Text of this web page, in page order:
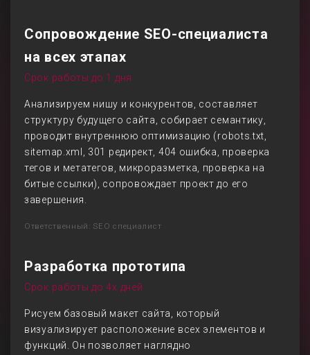
Сопровождение SEO-специалиста
на всех этапах
Срок работы до 1 дня
Анализируем нишу и конкурентов, составляет
структуру будущего сайта, собирает семантику,
проводит внутреннюю оптимизацию (robots.txt,
sitemap.xml, 301 редирект, 404 ошибка, проверка
тегов и метатегов, микроразметка, проверка на
битые ссылки), сопровождает проект до его
завершения.
Ответственный: SEO специалист
Разработка прототипа
Срок работы до 4х дней
Рисуем базовый макет сайта, который
визуализирует расположение всех элементов и
функций. Он позволяет наглядно